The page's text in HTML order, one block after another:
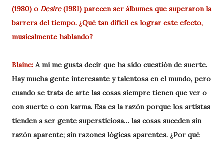
(1980) o Desire(1981) parecen ser álbumes que superaron la
barrera del tiempo. ¿Qué tan difícil es lograr este efecto,
musicalmente hablando?
Blaine: A mí me gusta decir que ha sido cuestión de suerte.
Hay mucha gente interesante y talentosa en el mundo, pero
cuando se trata de arte las cosas siempre tienen que ver o
con suerte o con karma. Esa es la razón porque los artistas
tienden a ser gente supersticiosa… las cosas suceden sin
razón aparente; sin razones lógicas aparentes. ¿Por qué